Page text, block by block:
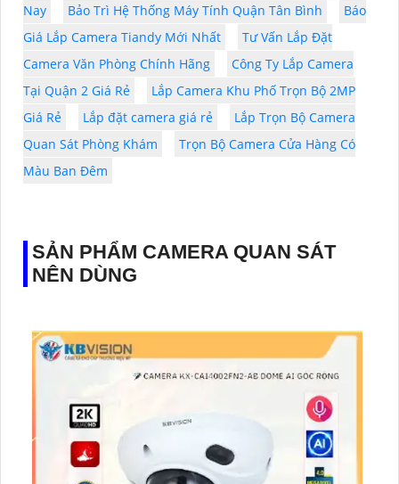
Nay
Bảo Trì Hệ Thống Máy Tính Quận Tân Bình
Báo
Giá Lắp Camera Tiandy Mới Nhất
Tư Vấn Lắp Đặt
Camera Văn Phòng Chính Hãng
Công Ty Lắp Camera
Tại Quận 2 Giá Rẻ
Lắp Camera Khu Phố Trọn Bộ 2MP
Giá Rẻ
Lắp đặt camera giá rẻ
Lắp Trọn Bộ Camera
Quan Sát Phòng Khám
Trọn Bộ Camera Cửa Hàng Có
Màu Ban Đêm
SẢN PHẨM CAMERA QUAN SÁT
NÊN DÙNG